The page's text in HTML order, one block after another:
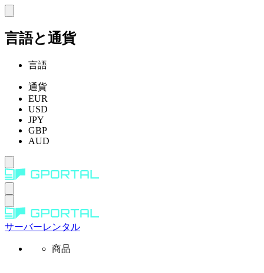
言語と通貨
言語
通貨
EUR
USD
JPY
GBP
AUD
サーバーレンタル
商品